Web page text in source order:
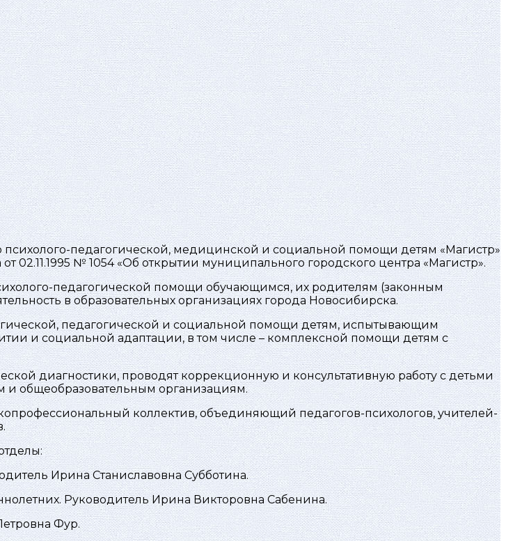
педагогической, медицинской и социальной помощи детям «Магистр»
02.11.1995 № 1054 «Об открытии муниципального городского центра «Магистр».
педагогической помощи обучающимся, их родителям (законным
в образовательных организациях города Новосибирска.
педагогической и социальной помощи детям, испытывающим
и социальной адаптации, в том числе – комплексной помощи детям с
диагностики, проводят коррекционную и консультативную работу с детьми
общеобразовательным организациям.
коллектив, объединяющий педагогов-психологов, учителей-
Ирина Станиславовна Субботина.
Руководитель Ирина Викторовна Сабенина.
Фур.